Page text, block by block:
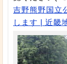
吉野熊野国立
します | 近畿